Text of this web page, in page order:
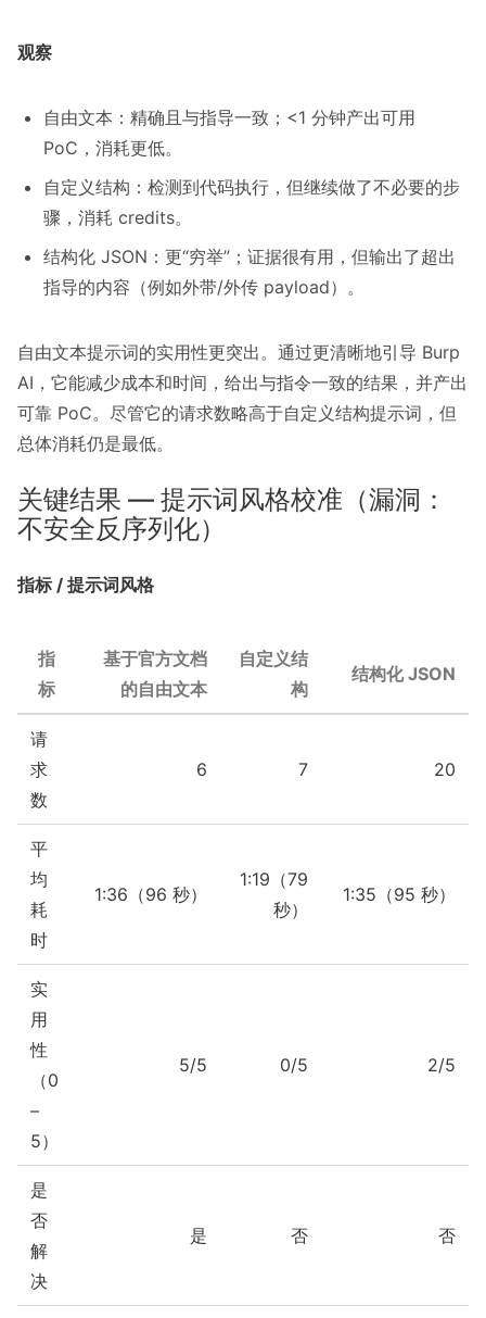
观察
自由文本：精确且与指导一致；<1 分钟产出可用
PoC，消耗更低。
自定义结构：检测到代码执行，但继续做了不必要的步
骤，消耗 credits。
结构化 JSON：更“穷举”；证据很有用，但输出了超出
指导的内容（例如外带/外传 payload）。
自由文本提示词的实用性更突出。通过更清晰地引导 Burp
AI，它能减少成本和时间，给出与指令一致的结果，并产出
可靠 PoC。尽管它的请求数略高于自定义结构提示词，但
总体消耗仍是最低。
关键结果 — 提示词风格校准（漏洞：
不安全反序列化）
指标 / 提示词风格
指
标
基于官方文档
的自由文本
自定义结
构
结构化 JSON
请
求
数
6 7 20
平
均
耗
时
1:36（96 秒）
1:19（79
秒）
1:35（95 秒）
实
用
性
（0
–
5）
5/5 0/5 2/5
是
否
解
决
是 否 否